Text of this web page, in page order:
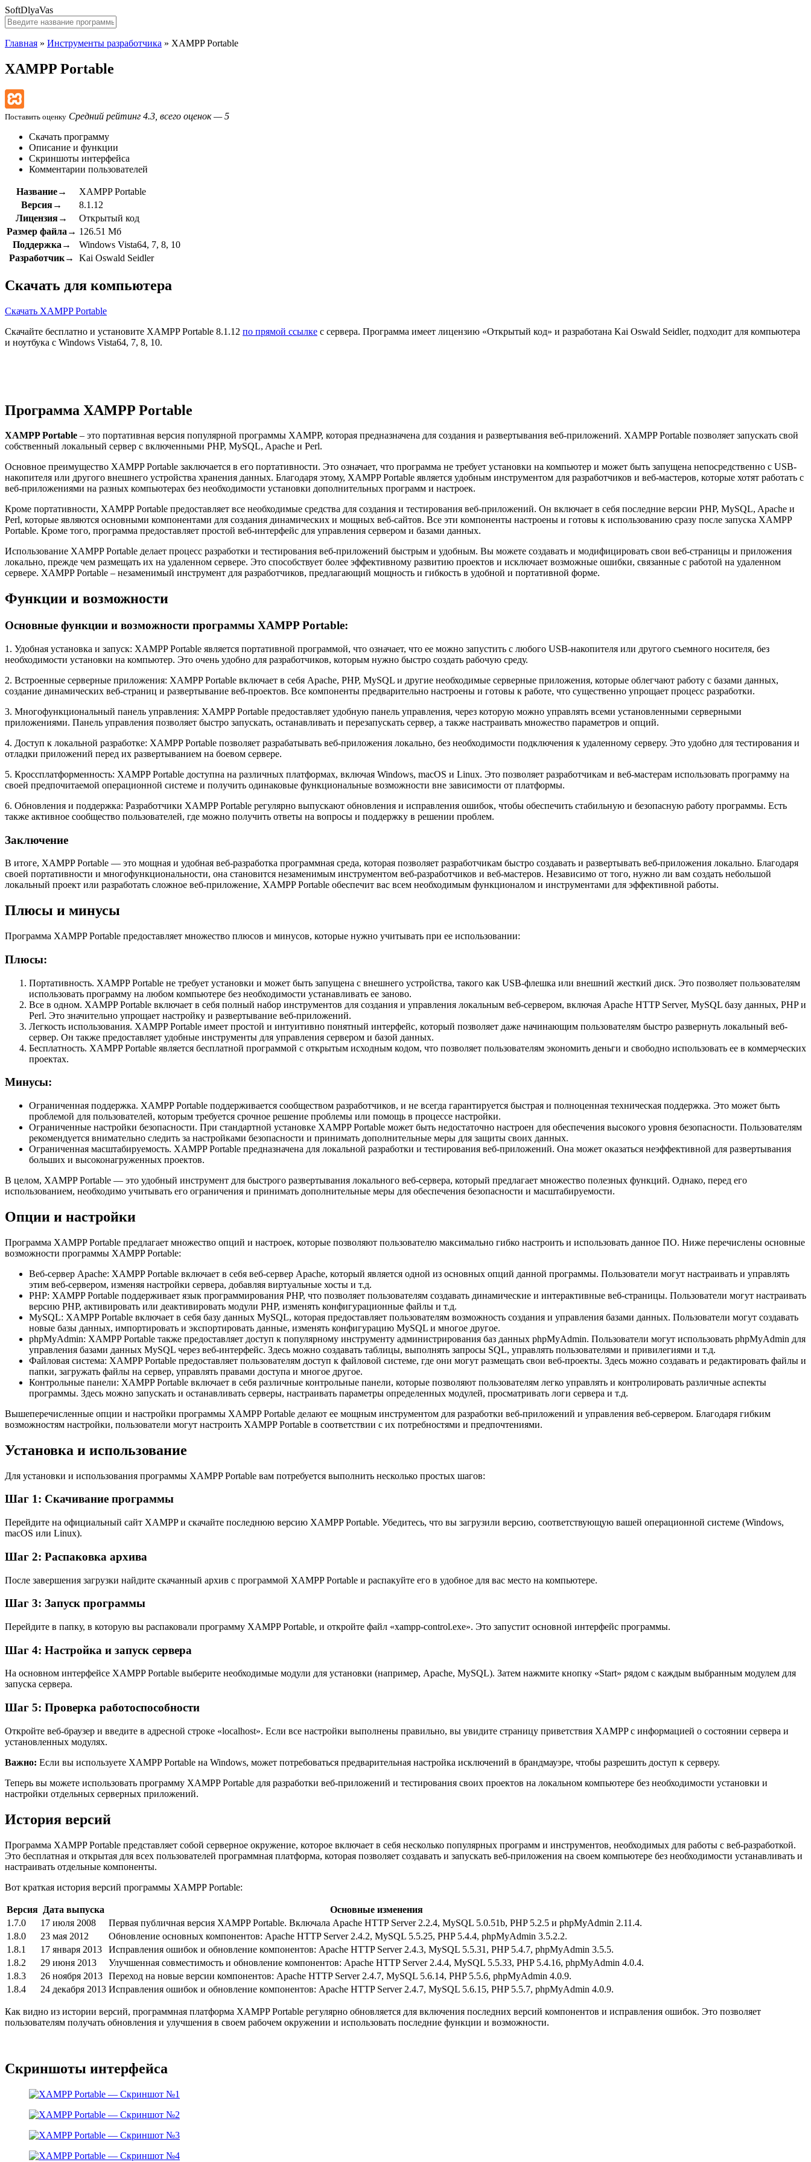
SoftDlyaVas
Главная » Инструменты разработчика » XAMPP Portable
XAMPP Portable
Поставить оценку Средний рейтинг 4.3, всего оценок — 5
Скачать программу
Описание и функции
Скриншоты интерфейса
Комментарии пользователей
Название→
XAMPP Portable
Версия→
8.1.12
Лицензия→
Открытый код
Размер файла→ 126.51 Мб
Поддержка→
Windows Vista64, 7, 8, 10
Разработчик→
Kai Oswald Seidler
Скачать для компьютера
Скачать XAMPP Portable
Скачайте бесплатно и установите XAMPP Portable 8.1.12 по прямой ссылке с сервера. Программа имеет лицензию «Открытый код» и разработана Kai Oswald Seidler, подходит для компьютера
и ноутбука с Windows Vista64, 7, 8, 10.
Программа XAMPP Portable
XAMPP Portable – это портативная версия популярной программы XAMPP, которая предназначена для создания и развертывания веб-приложений. XAMPP Portable позволяет запускать свой
собственный локальный сервер с включенными PHP, MySQL, Apache и Perl.
Основное преимущество XAMPP Portable заключается в его портативности. Это означает, что программа не требует установки на компьютер и может быть запущена непосредственно с USB-
накопителя или другого внешнего устройства хранения данных. Благодаря этому, XAMPP Portable является удобным инструментом для разработчиков и веб-мастеров, которые хотят работать с
веб-приложениями на разных компьютерах без необходимости установки дополнительных программ и настроек.
Кроме портативности, XAMPP Portable предоставляет все необходимые средства для создания и тестирования веб-приложений. Он включает в себя последние версии PHP, MySQL, Apache и
Perl, которые являются основными компонентами для создания динамических и мощных веб-сайтов. Все эти компоненты настроены и готовы к использованию сразу после запуска XAMPP
Portable. Кроме того, программа предоставляет простой веб-интерфейс для управления сервером и базами данных.
Использование XAMPP Portable делает процесс разработки и тестирования веб-приложений быстрым и удобным. Вы можете создавать и модифицировать свои веб-страницы и приложения
локально, прежде чем размещать их на удаленном сервере. Это способствует более эффективному развитию проектов и исключает возможные ошибки, связанные с работой на удаленном
сервере. XAMPP Portable – незаменимый инструмент для разработчиков, предлагающий мощность и гибкость в удобной и портативной форме.
Функции и возможности
Основные функции и возможности программы XAMPP Portable:
1. Удобная установка и запуск: XAMPP Portable является портативной программой, что означает, что ее можно запустить с любого USB-накопителя или другого съемного носителя, без
необходимости установки на компьютер. Это очень удобно для разработчиков, которым нужно быстро создать рабочую среду.
2. Встроенные серверные приложения: XAMPP Portable включает в себя Apache, PHP, MySQL и другие необходимые серверные приложения, которые облегчают работу с базами данных,
создание динамических веб-страниц и развертывание веб-проектов. Все компоненты предварительно настроены и готовы к работе, что существенно упрощает процесс разработки.
3. Многофункциональный панель управления: XAMPP Portable предоставляет удобную панель управления, через которую можно управлять всеми установленными серверными
приложениями. Панель управления позволяет быстро запускать, останавливать и перезапускать сервер, а также настраивать множество параметров и опций.
4. Доступ к локальной разработке: XAMPP Portable позволяет разрабатывать веб-приложения локально, без необходимости подключения к удаленному серверу. Это удобно для тестирования и
отладки приложений перед их развертыванием на боевом сервере.
5. Кроссплатформенность: XAMPP Portable доступна на различных платформах, включая Windows, macOS и Linux. Это позволяет разработчикам и веб-мастерам использовать программу на
своей предпочитаемой операционной системе и получить одинаковые функциональные возможности вне зависимости от платформы.
6. Обновления и поддержка: Разработчики XAMPP Portable регулярно выпускают обновления и исправления ошибок, чтобы обеспечить стабильную и безопасную работу программы. Есть
также активное сообщество пользователей, где можно получить ответы на вопросы и поддержку в решении проблем.
Заключение
В итоге, XAMPP Portable — это мощная и удобная веб-разработка программная среда, которая позволяет разработчикам быстро создавать и развертывать веб-приложения локально. Благодаря
своей портативности и многофункциональности, она становится незаменимым инструментом веб-разработчиков и веб-мастеров. Независимо от того, нужно ли вам создать небольшой
локальный проект или разработать сложное веб-приложение, XAMPP Portable обеспечит вас всем необходимым функционалом и инструментами для эффективной работы.
Плюсы и минусы
Программа XAMPP Portable предоставляет множество плюсов и минусов, которые нужно учитывать при ее использовании:
Плюсы:
Портативность. XAMPP Portable не требует установки и может быть запущена с внешнего устройства, такого как USB-флешка или внешний жесткий диск. Это позволяет пользователям
использовать программу на любом компьютере без необходимости устанавливать ее заново.
Все в одном. XAMPP Portable включает в себя полный набор инструментов для создания и управления локальным веб-сервером, включая Apache HTTP Server, MySQL базу данных, PHP и
Perl. Это значительно упрощает настройку и развертывание веб-приложений.
Легкость использования. XAMPP Portable имеет простой и интуитивно понятный интерфейс, который позволяет даже начинающим пользователям быстро развернуть локальный веб-
сервер. Он также предоставляет удобные инструменты для управления сервером и базой данных.
Бесплатность. XAMPP Portable является бесплатной программой с открытым исходным кодом, что позволяет пользователям экономить деньги и свободно использовать ее в коммерческих
проектах.
Минусы:
Ограниченная поддержка. XAMPP Portable поддерживается сообществом разработчиков, и не всегда гарантируется быстрая и полноценная техническая поддержка. Это может быть
проблемой для пользователей, которым требуется срочное решение проблемы или помощь в процессе настройки.
Ограниченные настройки безопасности. При стандартной установке XAMPP Portable может быть недостаточно настроен для обеспечения высокого уровня безопасности. Пользователям
рекомендуется внимательно следить за настройками безопасности и принимать дополнительные меры для защиты своих данных.
Ограниченная масштабируемость. XAMPP Portable предназначена для локальной разработки и тестирования веб-приложений. Она может оказаться неэффективной для развертывания
больших и высоконагруженных проектов.
В целом, XAMPP Portable — это удобный инструмент для быстрого развертывания локального веб-сервера, который предлагает множество полезных функций. Однако, перед его
использованием, необходимо учитывать его ограничения и принимать дополнительные меры для обеспечения безопасности и масштабируемости.
Опции и настройки
Программа XAMPP Portable предлагает множество опций и настроек, которые позволяют пользователю максимально гибко настроить и использовать данное ПО. Ниже перечислены основные
возможности программы XAMPP Portable:
Веб-сервер Apache: XAMPP Portable включает в себя веб-сервер Apache, который является одной из основных опций данной программы. Пользователи могут настраивать и управлять
этим веб-сервером, изменяя настройки сервера, добавляя виртуальные хосты и т.д.
PHP: XAMPP Portable поддерживает язык программирования PHP, что позволяет пользователям создавать динамические и интерактивные веб-страницы. Пользователи могут настраивать
версию PHP, активировать или деактивировать модули PHP, изменять конфигурационные файлы и т.д.
MySQL: XAMPP Portable включает в себя базу данных MySQL, которая предоставляет пользователям возможность создания и управления базами данных. Пользователи могут создавать
новые базы данных, импортировать и экспортировать данные, изменять конфигурацию MySQL и многое другое.
phpMyAdmin: XAMPP Portable также предоставляет доступ к популярному инструменту администрирования баз данных phpMyAdmin. Пользователи могут использовать phpMyAdmin для
управления базами данных MySQL через веб-интерфейс. Здесь можно создавать таблицы, выполнять запросы SQL, управлять пользователями и привилегиями и т.д.
Файловая система: XAMPP Portable предоставляет пользователям доступ к файловой системе, где они могут размещать свои веб-проекты. Здесь можно создавать и редактировать файлы и
папки, загружать файлы на сервер, управлять правами доступа и многое другое.
Контрольные панели: XAMPP Portable включает в себя различные контрольные панели, которые позволяют пользователям легко управлять и контролировать различные аспекты
программы. Здесь можно запускать и останавливать серверы, настраивать параметры определенных модулей, просматривать логи сервера и т.д.
Вышеперечисленные опции и настройки программы XAMPP Portable делают ее мощным инструментом для разработки веб-приложений и управления веб-сервером. Благодаря гибким
возможностям настройки, пользователи могут настроить XAMPP Portable в соответствии с их потребностями и предпочтениями.
Установка и использование
Для установки и использования программы XAMPP Portable вам потребуется выполнить несколько простых шагов:
Шаг 1: Скачивание программы
Перейдите на официальный сайт XAMPP и скачайте последнюю версию XAMPP Portable. Убедитесь, что вы загрузили версию, соответствующую вашей операционной системе (Windows,
macOS или Linux).
Шаг 2: Распаковка архива
После завершения загрузки найдите скачанный архив с программой XAMPP Portable и распакуйте его в удобное для вас место на компьютере.
Шаг 3: Запуск программы
Перейдите в папку, в которую вы распаковали программу XAMPP Portable, и откройте файл «xampp-control.exe». Это запустит основной интерфейс программы.
Шаг 4: Настройка и запуск сервера
На основном интерфейсе XAMPP Portable выберите необходимые модули для установки (например, Apache, MySQL). Затем нажмите кнопку «Start» рядом с каждым выбранным модулем для
запуска сервера.
Шаг 5: Проверка работоспособности
Откройте веб-браузер и введите в адресной строке «localhost». Если все настройки выполнены правильно, вы увидите страницу приветствия XAMPP с информацией о состоянии сервера и
установленных модулях.
Важно: Если вы используете XAMPP Portable на Windows, может потребоваться предварительная настройка исключений в брандмауэре, чтобы разрешить доступ к серверу.
Теперь вы можете использовать программу XAMPP Portable для разработки веб-приложений и тестирования своих проектов на локальном компьютере без необходимости установки и
настройки отдельных серверных приложений.
История версий
Программа XAMPP Portable представляет собой серверное окружение, которое включает в себя несколько популярных программ и инструментов, необходимых для работы с веб-разработкой.
Это бесплатная и открытая для всех пользователей программная платформа, которая позволяет создавать и запускать веб-приложения на своем компьютере без необходимости устанавливать и
настраивать отдельные компоненты.
Вот краткая история версий программы XAMPP Portable:
Версия Дата выпуска
Основные изменения
1.7.0
17 июля 2008
Первая публичная версия XAMPP Portable. Включала Apache HTTP Server 2.2.4, MySQL 5.0.51b, PHP 5.2.5 и phpMyAdmin 2.11.4.
1.8.0
23 мая 2012
Обновление основных компонентов: Apache HTTP Server 2.4.2, MySQL 5.5.25, PHP 5.4.4, phpMyAdmin 3.5.2.2.
1.8.1
17 января 2013
Исправления ошибок и обновление компонентов: Apache HTTP Server 2.4.3, MySQL 5.5.31, PHP 5.4.7, phpMyAdmin 3.5.5.
1.8.2
29 июня 2013
Улучшенная совместимость и обновление компонентов: Apache HTTP Server 2.4.4, MySQL 5.5.33, PHP 5.4.16, phpMyAdmin 4.0.4.
1.8.3
26 ноября 2013 Переход на новые версии компонентов: Apache HTTP Server 2.4.7, MySQL 5.6.14, PHP 5.5.6, phpMyAdmin 4.0.9.
1.8.4
24 декабря 2013 Исправления ошибок и обновление компонентов: Apache HTTP Server 2.4.7, MySQL 5.6.15, PHP 5.5.7, phpMyAdmin 4.0.9.
Как видно из истории версий, программная платформа XAMPP Portable регулярно обновляется для включения последних версий компонентов и исправления ошибок. Это позволяет
пользователям получать обновления и улучшения в своем рабочем окружении и использовать последние функции и возможности.
Скриншоты интерфейса